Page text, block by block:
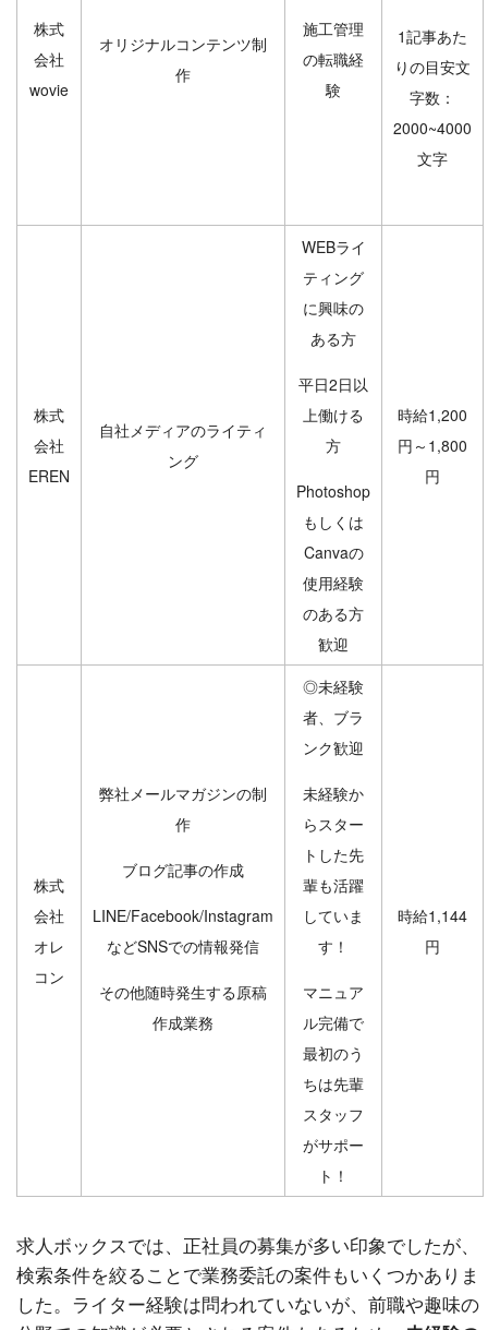
株式
会社
wovie
オリジナルコンテンツ制
作
施工管理
の転職経
験
1記事あた
りの目安文
字数：
2000~4000
文字
株式
会社
EREN
自社メディアのライティ
ング
WEBライ
ティング
に興味の
ある方
平日2日以
上働ける
方
Photoshop
もしくは
Canvaの
使用経験
のある方
歓迎
時給1,200
円～1,800
円
株式
会社
オレ
コン
弊社メールマガジンの制
作
ブログ記事の作成
LINE/Facebook/Instagram
などSNSでの情報発信
その他随時発生する原稿
作成業務
◎未経験
者、ブラ
ンク歓迎
未経験か
らスター
トした先
輩も活躍
していま
す！
マニュア
ル完備で
最初のう
ちは先輩
スタッフ
がサポー
ト！
時給1,144
円
求人ボックスでは、正社員の募集が多い印象でしたが、
検索条件を絞ることで業務委託の案件もいくつかありま
した。ライター経験は問われていないが、前職や趣味の